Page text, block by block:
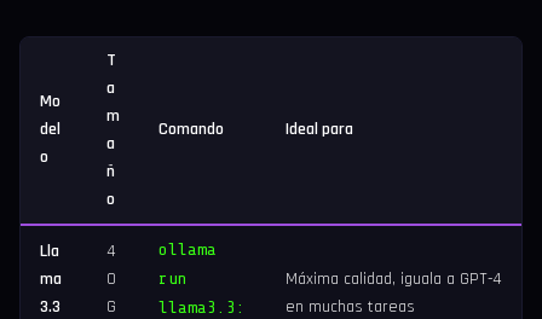
Mo
del
o
T
a
m
a
ñ
o
Comando Ideal para
Lla
ma
3.3
4
0
G
ollama
run
llama3.3:
Máxima calidad, iguala a GPT-4
en muchas tareas